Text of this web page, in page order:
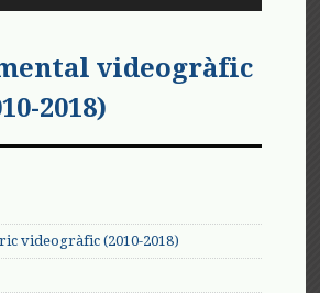
videogràfic
2018)
videogràfic (2010-2018)